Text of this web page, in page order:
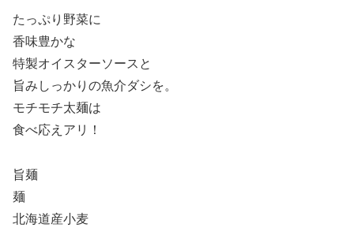
たっぷり野菜に
香味豊かな
特製オイスターソースと
旨みしっかりの魚介ダシを。
モチモチ太麺は
食べ応えアリ！
旨麺
麺
北海道産小麦